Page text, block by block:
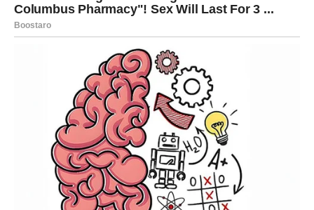
Vrijeme tuge polako ostaje iza vas, a sreća konačno
pronalazi put do vašeg srca.
Vaga – Sudbina vam sprema
trenutke koje ćete dugo pamtiti
Vage ulaze u period u kojem će se osjećati voljeno,
poželjno i emotivno ispunjeno. Poslije mnogo razočaranja
i nesigurnosti, dolazi vrijeme kada ćete ponovo vjerovati
u ljubav i dobre ljude.